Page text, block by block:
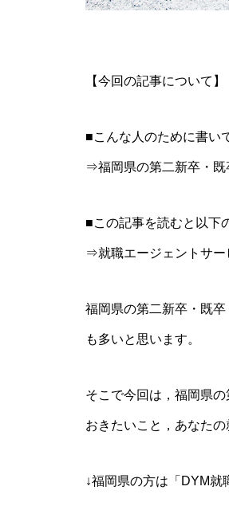
【今回の記事について】
■こんな人のために書い
⇒福岡県の第二新卒・既
■この記事を読むと以下
⇒就職エージェントサー
福岡県の第二新卒・既
も多いと思います。
そこで今回は，福岡県
おきたいこと，あなた
↓福岡県の方は「DYM就